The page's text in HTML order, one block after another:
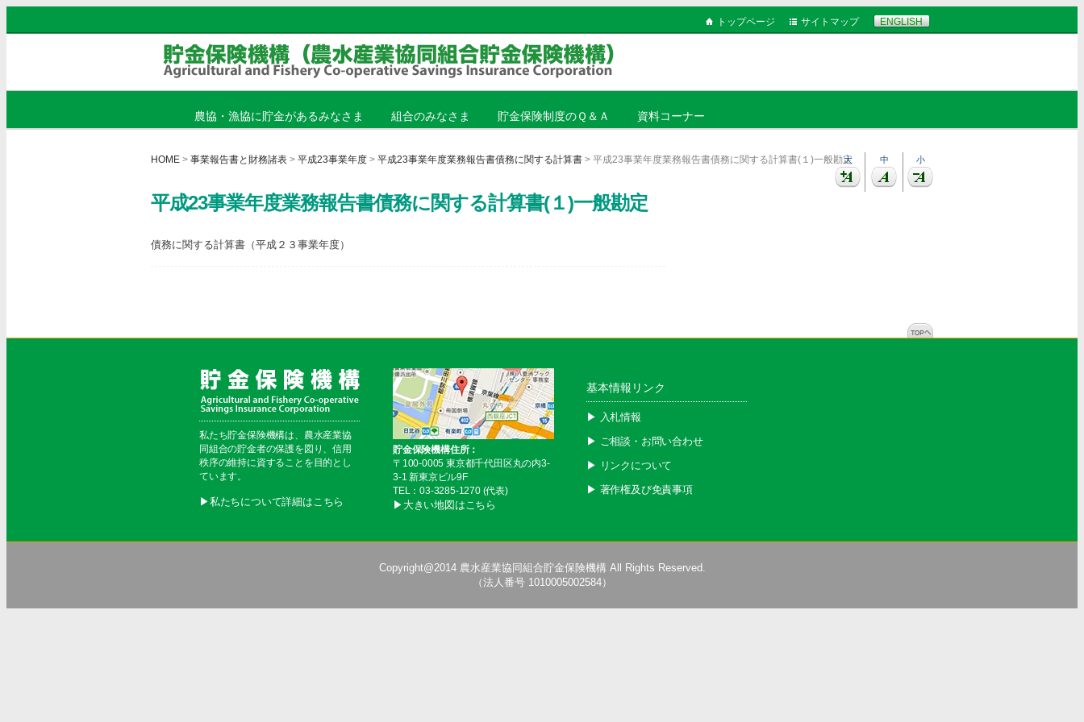
トップページ サイトマップ ENGLISH
農協・漁協に貯金があるみなさま 組合のみなさま 貯金保険制度のＱ＆Ａ 資料コーナー
HOME > 事業報告書と財務諸表 > 平成23事業年度 > 平成23事業年度業務報告書債務に関する計算書 > 平成23事業年度業務報告書債務に関する計算書(１)一般勘定
平成23事業年度業務報告書債務に関する計算書(１)一般勘定
債務に関する計算書（平成２３事業年度）
大 中 小
私たち貯金保険機構は、農水産業協
同組合の貯金者の保護を図り、信用
秩序の維持に資することを目的とし
ています。
▶︎私たちについて詳細はこちら
貯金保険機構住所：
〒100-0005 東京都千代田区丸の内3-
3-1 新東京ビル9F
TEL：03-3285-1270 (代表)
▶︎大きい地図はこちら
基本情報リンク
▶︎ 入札情報
▶︎ ご相談・お問い合わせ
▶︎ リンクについて
▶︎ 著作権及び免責事項
Copyright@2014 農水産業協同組合貯金保険機構All Rights Reserved.
（法人番号 1010005002584）